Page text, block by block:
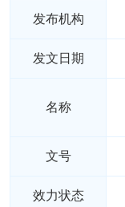
发布机构
发文日期
名称
文号
效力状态